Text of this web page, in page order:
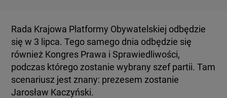
Rada Krajowa Platformy Obywatelskiej odbędzie
się w 3 lipca. Tego samego dnia odbędzie się
również Kongres Prawa i Sprawiedliwości,
podczas którego zostanie wybrany szef partii. Tam
scenariusz jest znany: prezesem zostanie
Jarosław Kaczyński.